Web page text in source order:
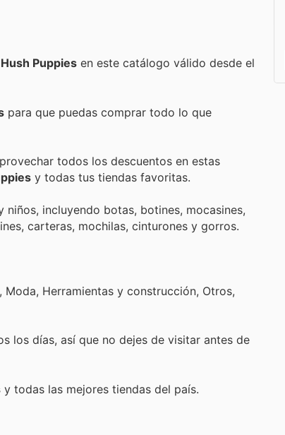
Hush Puppies en este catálogo válido desde el
para que puedas comprar todo lo que
todos los descuentos en estas
y todas tus tiendas favoritas.
incluyendo botas, botines, mocasines,
carteras, mochilas, cinturones y gorros.
Herramientas y construcción, Otros,
los días, así que no dejes de visitar antes de
y todas las mejores tiendas del país.